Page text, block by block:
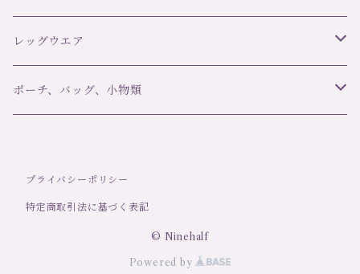
C42 ULTRA FEMININ
オーバドゥ AUBADE
ランジェリーク L’ANGELIQUE
LJT Les Jupons de Tess
ブラ＆ボトムセット
スリップ・ベビードール
ナイティ
レッグウエア
ブランド
Trasparenzeトラスパレンツェ
デザインストッキング・タイツ
ポーチ、バッグ、小物類
洗剤
プライバシーポリシー
特定商取引法に基づく表記
© Ninehalf
Powered by